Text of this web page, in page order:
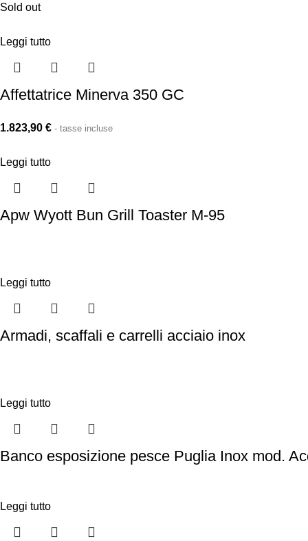
Sold out
Leggi tutto
Affettatrice Minerva 350 GC
1.823,90€ - tasse incluse
Leggi tutto
Apw Wyott Bun Grill Toaster M-95
Leggi tutto
Armadi, scaffali e carrelli acciaio inox
Leggi tutto
Banco esposizione pesce Puglia Inox mod.
Leggi tutto